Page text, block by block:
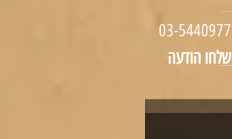
03-5440977
שלחו הודעה